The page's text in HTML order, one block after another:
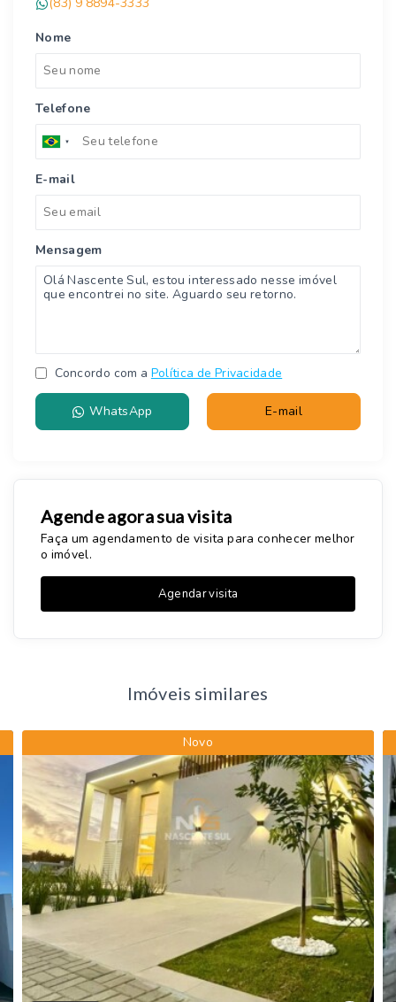
Nome
Telefone
E-mail
Mensagem
Concordo com a Política de Privacidade
WhatsApp E-mail
Agende agora sua visita
Faça um agendamento de visita para conhecer melhor
o imóvel.
Agendar visita
Imóveis similares
Novo